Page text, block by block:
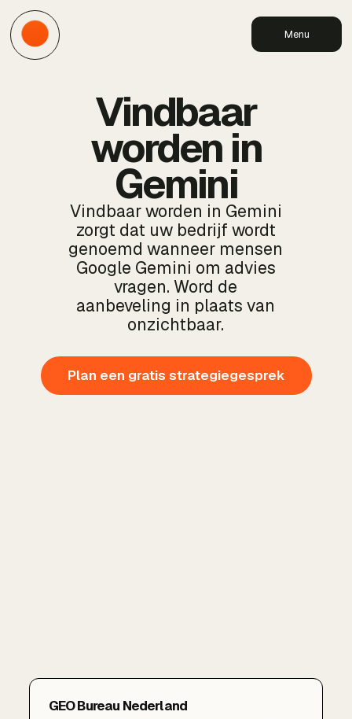
Menu
Vindbaar
worden in
Gemini
Vindbaar worden in Gemini
zorgt dat uw bedrijf wordt
genoemd wanneer mensen
Google Gemini om advies
vragen. Word de
aanbeveling in plaats van
onzichtbaar.
Plan een gratis strategiegesprek
GEO Bureau Nederland